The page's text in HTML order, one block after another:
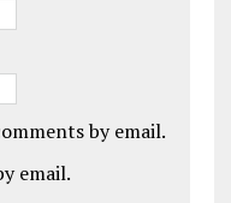
by email.
email.